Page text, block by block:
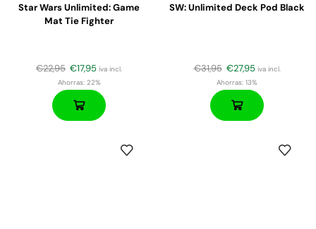
Star Wars Unlimited: Game
Mat Tie Fighter
€22,95 €17,95 iva incl.
Ahorras:22%
SW: Unlimited Deck Pod Black
€31,95 €27,95 iva incl.
Ahorras: 13%